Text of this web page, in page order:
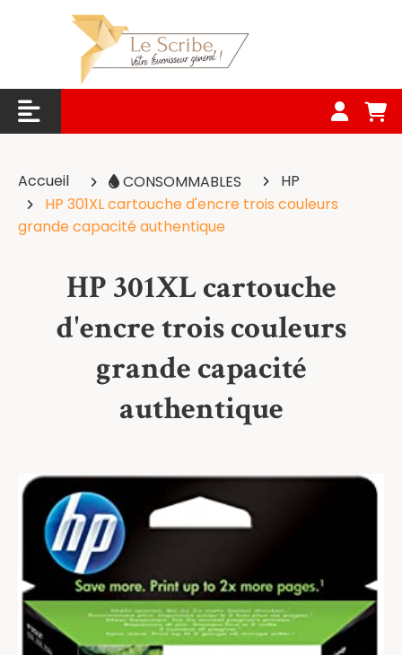
Accueil CONSOMMABLES
HP
HP 301XL cartouche d'encre trois couleurs
grande capacité authentique
HP 301XL cartouche
d'encre trois couleurs
grande capacité
authentique